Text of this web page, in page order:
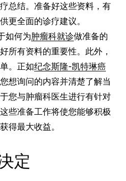
总结。准备好这些资料，有
更全面的诊疗建议。
如何为肿瘤科就诊做准备的
所有资料的重要性。此外，
。正如纪念斯隆-凯特琳癌
想询问的内容并清楚了解当
您与肿瘤科医生进行有针对
些准备工作将使您能够积极
得最大收益。
定